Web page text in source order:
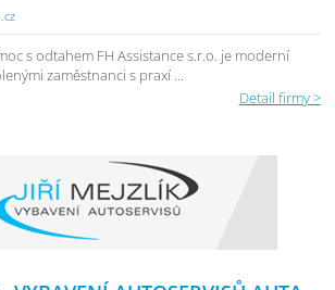
s odtahem FH Assistance s.r.o. je moderní
zaměstnanci s praxí ...
Detail firmy >